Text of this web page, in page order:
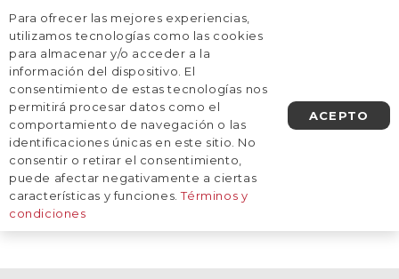
AGENDA UNA LLAMADA
Inicio / Destinos / Europa / Noruega
Noruega
De momento, no tenemos viajes
planificados a este destino.
Para ofrecer las mejores experiencias,
utilizamos tecnologías como las cookies
para almacenar y/o acceder a la
información del dispositivo. El
consentimiento de estas tecnologías nos
permitirá procesar datos como el
comportamiento de navegación o las
identificaciones únicas en este sitio. No
consentir o retirar el consentimiento,
puede afectar negativamente a ciertas
características y funciones.Términos y
condiciones
ACEPTO